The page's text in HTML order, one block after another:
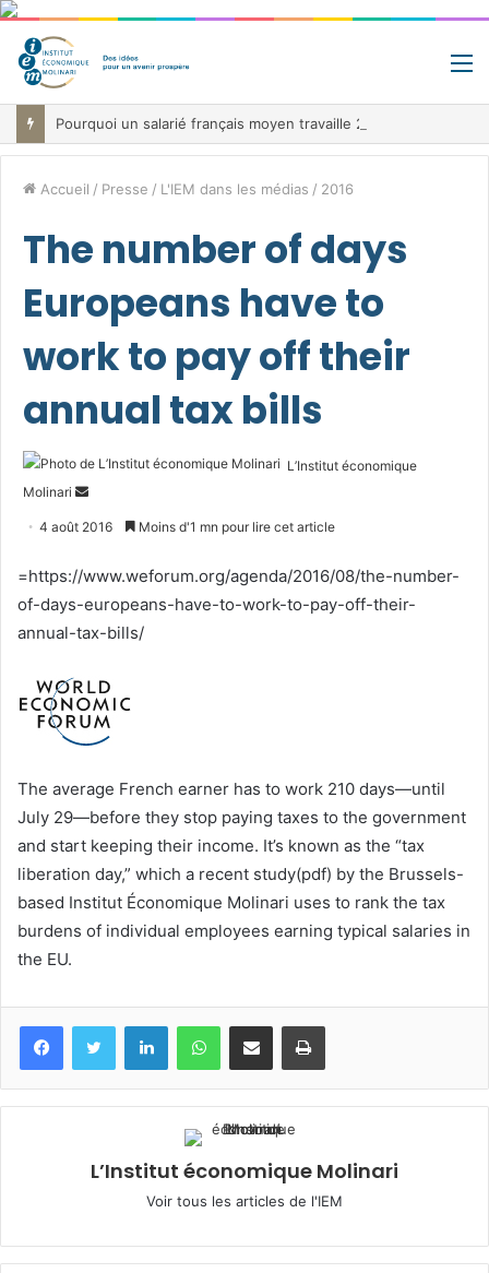
Accueil / Presse / L'IEM dans les médias / 2016
The number of days
Europeans have to
work to pay off their
annual tax bills
L’Institut économique
Molinari
Envoyer
4 août 2016 Moins d'1 mn pour lire cet article
=https://www.weforum.org/agenda/2016/08/the-number-
of-days-europeans-have-to-work-to-pay-off-their-
annual-tax-bills/
The average French earner has to work 210 days—until
July 29—before they stop paying taxes to the government
and start keeping their income. It’s known as the “tax
liberation day,” which a recent study(pdf) by the Brussels-
based Institut Économique Molinari uses to rank the tax
burdens of individual employees earning typical salaries in
the EU.
FacebookTwitter LinkedinWhatsApp
Partagez par mail Imprimez
L’Institut économique Molinari
Voir tous les articles de l'IEM